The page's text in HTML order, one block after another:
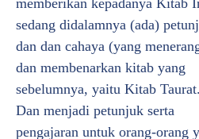
sedang didalamnya (ada)
dan dan cahaya (yang
dan membenarkan kitab yang
sebelumnya, yaitu Kitab Taurat.
Dan menjadi petunjuk serta
pengajaran untuk orang-orang